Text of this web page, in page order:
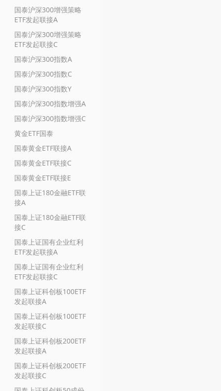
国泰沪深300增强策略
ETF发起联接A
国泰沪深300增强策略
ETF发起联接C
国泰沪深300指数A
国泰沪深300指数C
国泰沪深300指数Y
国泰沪深300指数增强A
国泰沪深300指数增强C
黄金ETF国泰
国泰黄金ETF联接A
国泰黄金ETF联接C
国泰黄金ETF联接E
国泰上证180金融ETF联
接A
国泰上证180金融ETF联
接C
国泰上证国有企业红利
ETF发起联接A
国泰上证国有企业红利
ETF发起联接C
国泰上证科创板100ETF
发起联接A
国泰上证科创板100ETF
发起联接C
国泰上证科创板200ETF
发起联接A
国泰上证科创板200ETF
发起联接C